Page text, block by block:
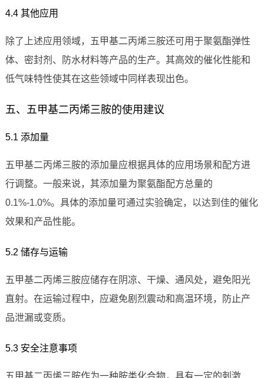
4.4 其他应用
除了上述应用领域，五甲基二丙烯三胺还可用于聚氨酯弹性
体、密封剂、防水材料等产品的生产。其高效的催化性能和
低气味特性使其在这些领域中同样表现出色。
五、五甲基二丙烯三胺的使用建议
5.1 添加量
五甲基二丙烯三胺的添加量应根据具体的应用场景和配方进
行调整。一般来说，其添加量为聚氨酯配方总量的
0.1%-1.0%。具体的添加量可通过实验确定，以达到佳的催化
效果和产品性能。
5.2 储存与运输
五甲基二丙烯三胺应储存在阴凉、干燥、通风处，避免阳光
直射。在运输过程中，应避免剧烈震动和高温环境，防止产
品泄漏或变质。
5.3 安全注意事项